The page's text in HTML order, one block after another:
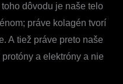
dôvodu je naše telo
práve kolagén tvorí
A tiež práve preto naše
a elektróny a nie